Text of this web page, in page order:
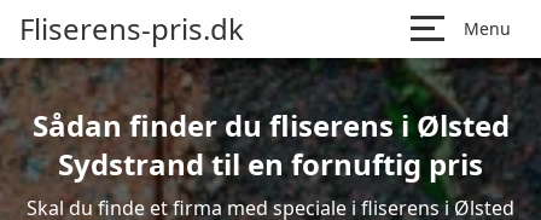
Fliserens-pris.dk Menu
Sådan finder du fliserens i Ølsted
Sydstrand til en fornuftig pris
Skal du finde et firma med speciale i fliserens i Ølsted